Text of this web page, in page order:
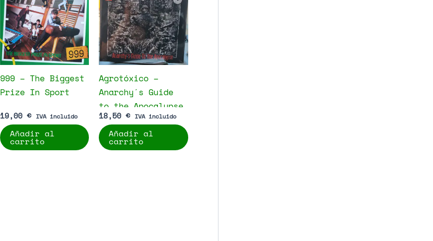
999 – The Biggest
Prize In Sport
19,00 € IVA incluido
Añadir al
carrito
Agrotóxico –
Anarchy´s Guide
to the Apocalypse
18,50€ IVA incluido
Añadir al
carrito